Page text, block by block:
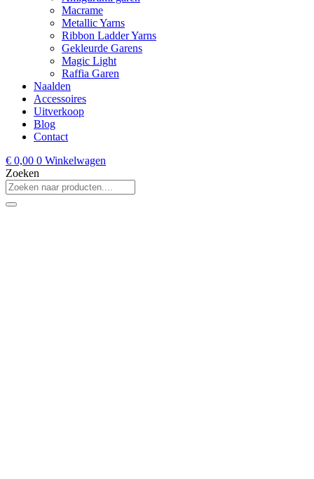
Macrame
Metallic Yarns
Ribbon Ladder Yarns
Gekleurde Garens
Magic Light
Raffia Garen
Naalden
Accessoires
Uitverkoop
Blog
Contact
€ 0,00 0 Winkelwagen
Zoeken